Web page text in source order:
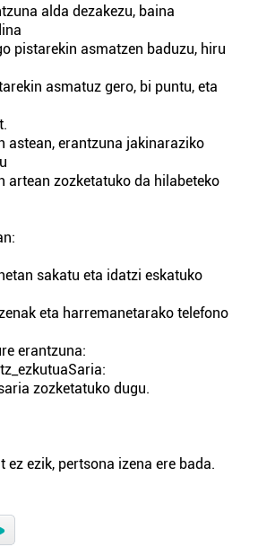
alda dezakezu, baina
pistarekin asmatzen baduzu, hiru
asmatuz gero, bi puntu, eta
astean, erantzuna jakinaraziko
artean zozketatuko da hilabeteko
sakatu eta idatzi eskatuko
eta harremanetarako telefono
erantzuna:
zozketatuko dugu.
ez ezik, pertsona izena ere bada.